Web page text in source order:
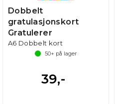
Dobbelt
gratulasjonskort
Gratulerer
A6 Dobbelt kort
50+ på lager
39,-